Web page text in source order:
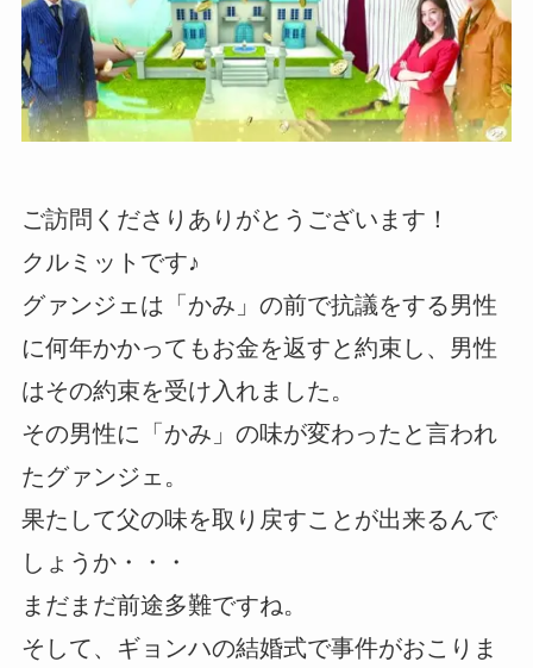
ご訪問くださりありがとうございます！
クルミットです♪
グァンジェは「かみ」の前で抗議をする男性
に何年かかってもお金を返すと約束し、男性
はその約束を受け入れました。
その男性に「かみ」の味が変わったと言われ
たグァンジェ。
果たして父の味を取り戻すことが出来るんで
しょうか・・・
まだまだ前途多難ですね。
そして、ギョンハの結婚式で事件がおこりま